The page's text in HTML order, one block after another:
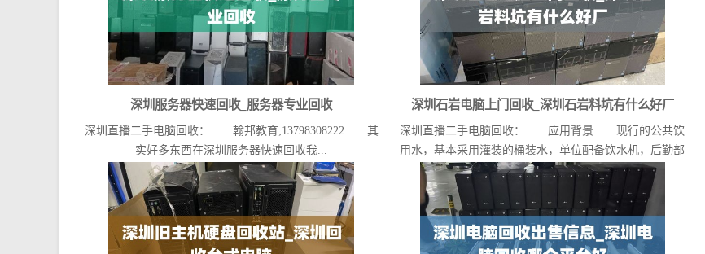
深圳服务器快速回收_服务器专业回收
深圳直播二手电脑回收： 翰邦教育;13798308222 其
实好多东西在深圳服务器快速回收我...
深圳石岩电脑上门回收_深圳石岩料坑有什么好厂
深圳直播二手电脑回收： 应用背景 现行的公共饮
用水，基本采用灌装的桶装水，单位配备饮水机，后勤部
门...